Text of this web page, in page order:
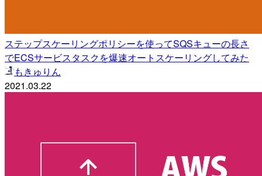
ステップスケーリングポリシーを使ってSQSキューの長さ
でECSサービスタスクを爆速オートスケーリングしてみた
もきゅりん
2021.03.22